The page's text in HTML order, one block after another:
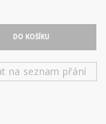
na seznam přání